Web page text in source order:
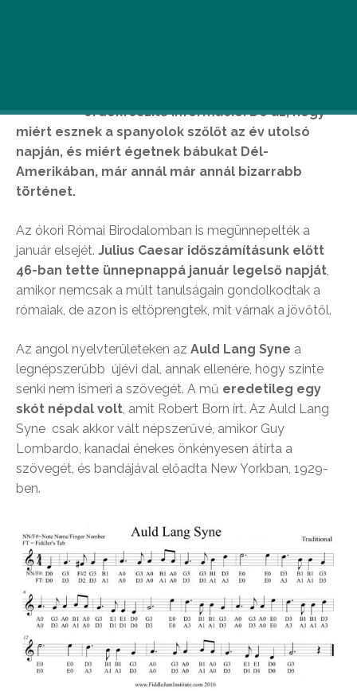
érdekfeszítő információ. De az, hogy
miért esznek a spanyolok szőlőt az év utolsó
napján, és miért égetnek bábukat Dél-
Amerikában, már annál már annál bizarrabb
történet.
Az ókori Római Birodalomban is megünnepelték a
január elsejét. Julius Caesar időszámításunk előtt
46-ban tette ünnepnappá január legelső napját,
amikor nemcsak a múlt tanulságain gondolkodtak a
rómaiak, de azon is eltöprengtek, mit várnak a jövőtől.
Az angol nyelvterületeken az Auld Lang Syne a
legnépszerűbb újévi dal, annak ellenére, hogy szinte
senki nem ismeri a szövegét. A mű eredetileg egy
skót népdal volt, amit Robert Born írt. Az Auld Lang
Syne csak akkor vált népszerűvé, amikor Guy
Lombardo, kanadai énekes önkényesen átírta a
szövegét, és bandájával előadta New Yorkban, 1929-
ben.